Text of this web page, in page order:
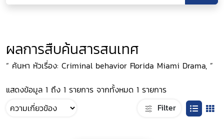
ผลการสืบค้นสารสนเทศ
“ ค้นหา หัวเรื่อง: Criminal behavior Florida Miami Drama, ”
แสดงข้อมูล 1 ถึง 1 รายการ จากทั้งหมด 1 รายการ
Filter